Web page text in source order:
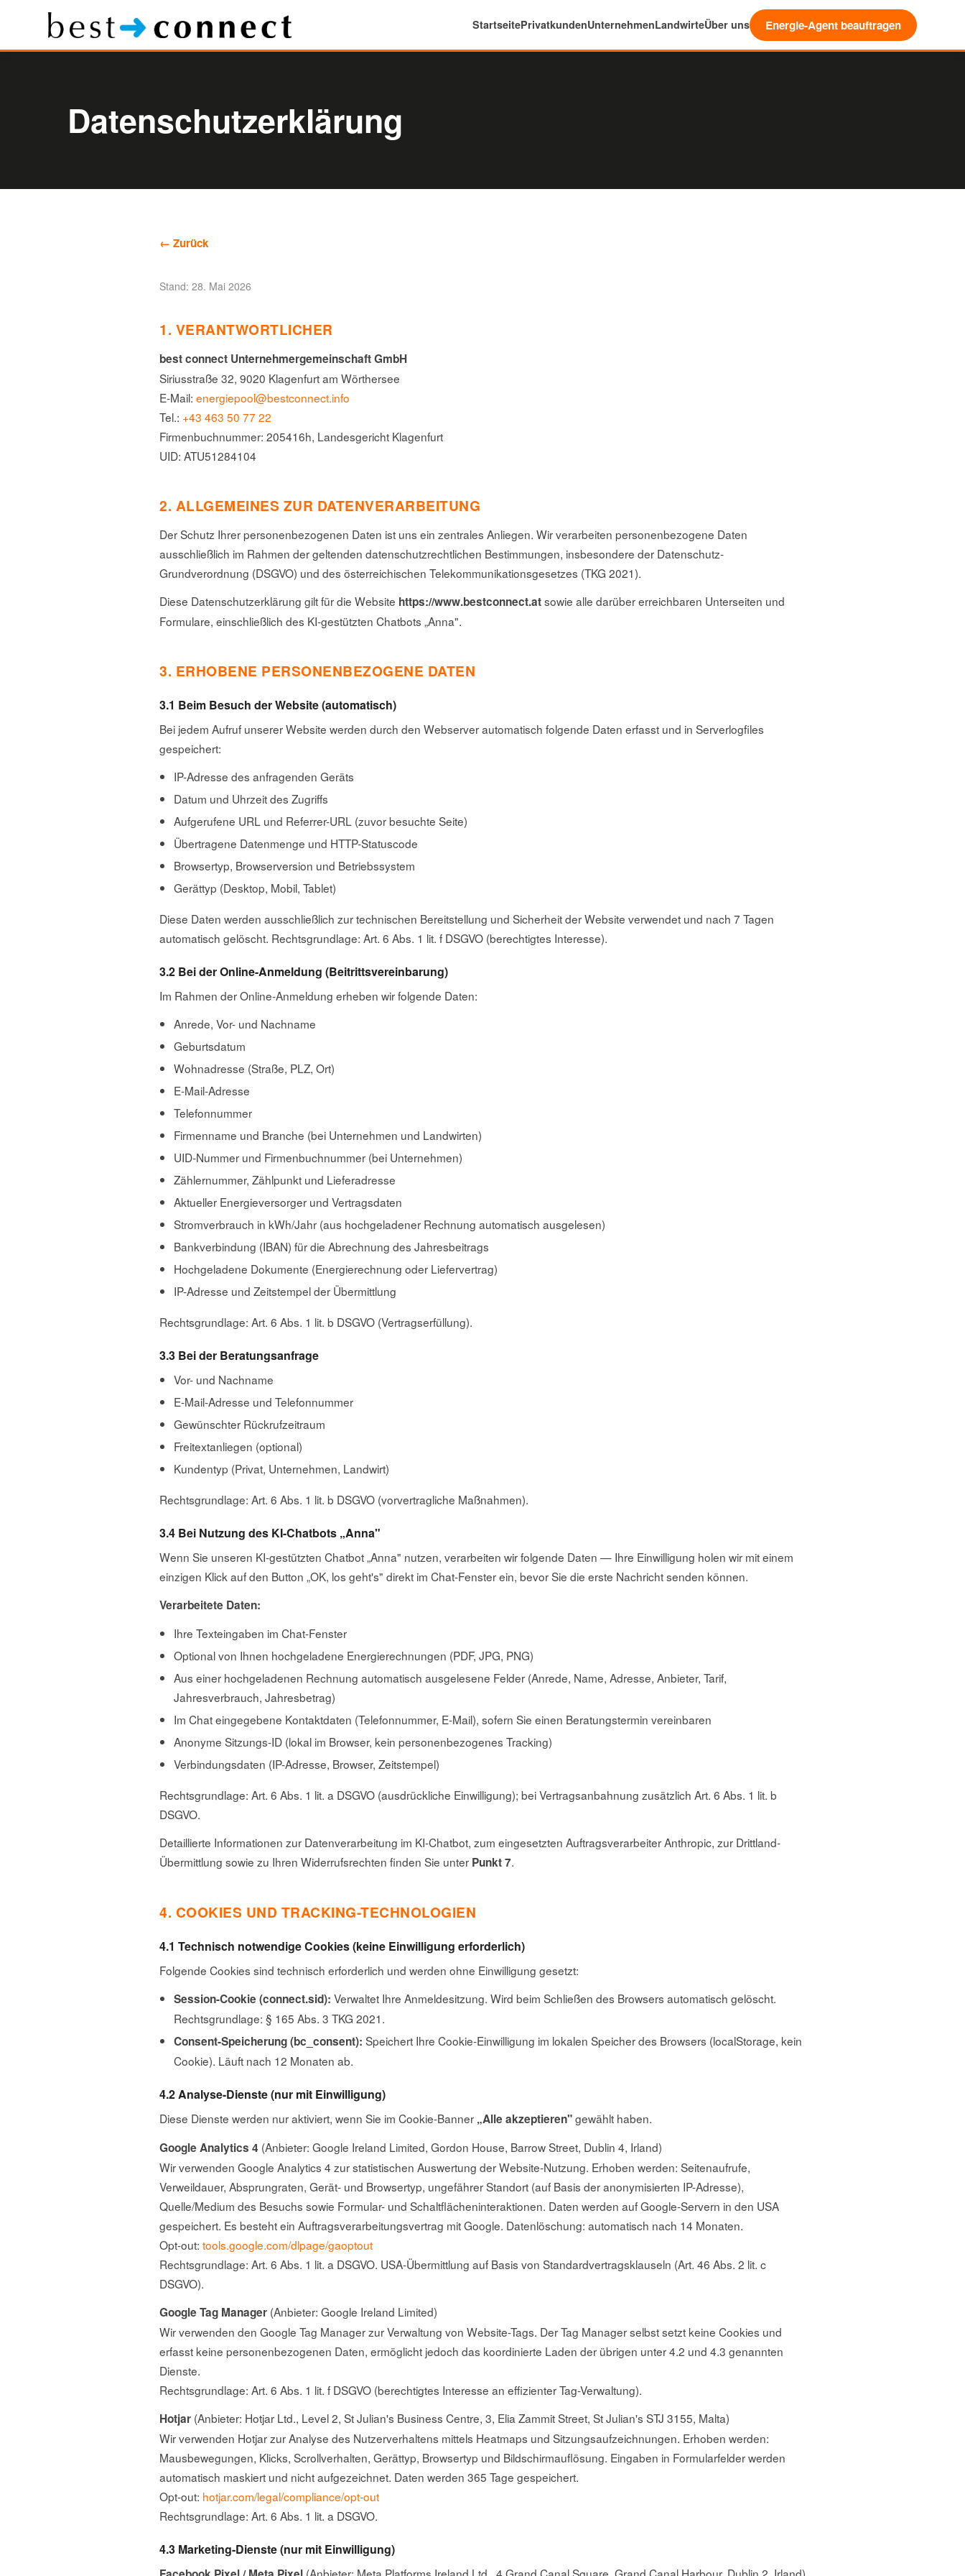
StartseitePrivatkundenUnternehmenLandwirteÜber uns Energie-Agent beauftragen
Datenschutzerklärung
← Zurück
Stand: 28. Mai 2026
1. VERANTWORTLICHER
best connect Unternehmergemeinschaft GmbH
Siriusstraße 32, 9020 Klagenfurt am Wörthersee
E-Mail: energiepool@bestconnect.info
Tel.: +43 463 50 77 22
Firmenbuchnummer: 205416h, Landesgericht Klagenfurt
UID: ATU51284104
2. ALLGEMEINES ZUR DATENVERARBEITUNG
Der Schutz Ihrer personenbezogenen Daten ist uns ein zentrales Anliegen. Wir verarbeiten personenbezogene Daten
ausschließlich im Rahmen der geltenden datenschutzrechtlichen Bestimmungen, insbesondere der Datenschutz-
Grundverordnung (DSGVO) und des österreichischen Telekommunikationsgesetzes (TKG 2021).
Diese Datenschutzerklärung gilt für die Website https://www.bestconnect.atsowie alle darüber erreichbaren Unterseiten und
Formulare, einschließlich des KI-gestützten Chatbots „Anna".
3. ERHOBENE PERSONENBEZOGENE DATEN
3.1 Beim Besuch der Website (automatisch)
Bei jedem Aufruf unserer Website werden durch den Webserver automatisch folgende Daten erfasst und in Serverlogfiles
gespeichert:
IP-Adresse des anfragenden Geräts
Datum und Uhrzeit des Zugriffs
Aufgerufene URL und Referrer-URL (zuvor besuchte Seite)
Übertragene Datenmenge und HTTP-Statuscode
Browsertyp, Browserversion und Betriebssystem
Gerättyp (Desktop, Mobil, Tablet)
Diese Daten werden ausschließlich zur technischen Bereitstellung und Sicherheit der Website verwendet und nach 7 Tagen
automatisch gelöscht. Rechtsgrundlage: Art. 6 Abs. 1 lit. f DSGVO (berechtigtes Interesse).
3.2 Bei der Online-Anmeldung (Beitrittsvereinbarung)
Im Rahmen der Online-Anmeldung erheben wir folgende Daten:
Anrede, Vor- und Nachname
Geburtsdatum
Wohnadresse (Straße, PLZ, Ort)
E-Mail-Adresse
Telefonnummer
Firmenname und Branche (bei Unternehmen und Landwirten)
UID-Nummer und Firmenbuchnummer (bei Unternehmen)
Zählernummer, Zählpunkt und Lieferadresse
Aktueller Energieversorger und Vertragsdaten
Stromverbrauch in kWh/Jahr (aus hochgeladener Rechnung automatisch ausgelesen)
Bankverbindung (IBAN) für die Abrechnung des Jahresbeitrags
Hochgeladene Dokumente (Energierechnung oder Liefervertrag)
IP-Adresse und Zeitstempel der Übermittlung
Rechtsgrundlage: Art. 6 Abs. 1 lit. b DSGVO (Vertragserfüllung).
3.3 Bei der Beratungsanfrage
Vor- und Nachname
E-Mail-Adresse und Telefonnummer
Gewünschter Rückrufzeitraum
Freitextanliegen (optional)
Kundentyp (Privat, Unternehmen, Landwirt)
Rechtsgrundlage: Art. 6 Abs. 1 lit. b DSGVO (vorvertragliche Maßnahmen).
3.4 Bei Nutzung des KI-Chatbots „Anna"
Wenn Sie unseren KI-gestützten Chatbot „Anna" nutzen, verarbeiten wir folgende Daten — Ihre Einwilligung holen wir mit einem
einzigen Klick auf den Button „OK, los geht's" direkt im Chat-Fenster ein, bevor Sie die erste Nachricht senden können.
Verarbeitete Daten:
Ihre Texteingaben im Chat-Fenster
Optional von Ihnen hochgeladene Energierechnungen (PDF, JPG, PNG)
Aus einer hochgeladenen Rechnung automatisch ausgelesene Felder (Anrede, Name, Adresse, Anbieter, Tarif,
Jahresverbrauch, Jahresbetrag)
Im Chat eingegebene Kontaktdaten (Telefonnummer, E-Mail), sofern Sie einen Beratungstermin vereinbaren
Anonyme Sitzungs-ID (lokal im Browser, kein personenbezogenes Tracking)
Verbindungsdaten (IP-Adresse, Browser, Zeitstempel)
Rechtsgrundlage: Art. 6 Abs. 1 lit. a DSGVO (ausdrückliche Einwilligung); bei Vertragsanbahnung zusätzlich Art. 6 Abs. 1 lit. b
DSGVO.
Detaillierte Informationen zur Datenverarbeitung im KI-Chatbot, zum eingesetzten Auftragsverarbeiter Anthropic, zur Drittland-
Übermittlung sowie zu Ihren Widerrufsrechten finden Sie unter Punkt 7.
4. COOKIES UND TRACKING-TECHNOLOGIEN
4.1 Technisch notwendige Cookies (keine Einwilligung erforderlich)
Folgende Cookies sind technisch erforderlich und werden ohne Einwilligung gesetzt:
Session-Cookie (connect.sid): Verwaltet Ihre Anmeldesitzung. Wird beim Schließen des Browsers automatisch gelöscht.
Rechtsgrundlage: § 165 Abs. 3 TKG 2021.
Consent-Speicherung (bc_consent): Speichert Ihre Cookie-Einwilligung im lokalen Speicher des Browsers (localStorage, kein
Cookie). Läuft nach 12 Monaten ab.
4.2 Analyse-Dienste (nur mit Einwilligung)
Diese Dienste werden nur aktiviert, wenn Sie im Cookie-Banner „Alle akzeptieren"gewählt haben.
Google Analytics 4 (Anbieter: Google Ireland Limited, Gordon House, Barrow Street, Dublin 4, Irland)
Wir verwenden Google Analytics 4 zur statistischen Auswertung der Website-Nutzung. Erhoben werden: Seitenaufrufe,
Verweildauer, Absprungraten, Gerät- und Browsertyp, ungefährer Standort (auf Basis der anonymisierten IP-Adresse),
Quelle/Medium des Besuchs sowie Formular- und Schaltflächeninteraktionen. Daten werden auf Google-Servern in den USA
gespeichert. Es besteht ein Auftragsverarbeitungsvertrag mit Google. Datenlöschung: automatisch nach 14 Monaten.
Opt-out: tools.google.com/dlpage/gaoptout
Rechtsgrundlage: Art. 6 Abs. 1 lit. a DSGVO. USA-Übermittlung auf Basis von Standardvertragsklauseln (Art. 46 Abs. 2 lit. c
DSGVO).
Google Tag Manager (Anbieter: Google Ireland Limited)
Wir verwenden den Google Tag Manager zur Verwaltung von Website-Tags. Der Tag Manager selbst setzt keine Cookies und
erfasst keine personenbezogenen Daten, ermöglicht jedoch das koordinierte Laden der übrigen unter 4.2 und 4.3 genannten
Dienste.
Rechtsgrundlage: Art. 6 Abs. 1 lit. f DSGVO (berechtigtes Interesse an effizienter Tag-Verwaltung).
Hotjar (Anbieter: Hotjar Ltd., Level 2, St Julian's Business Centre, 3, Elia Zammit Street, St Julian's STJ 3155, Malta)
Wir verwenden Hotjar zur Analyse des Nutzerverhaltens mittels Heatmaps und Sitzungsaufzeichnungen. Erhoben werden:
Mausbewegungen, Klicks, Scrollverhalten, Gerättyp, Browsertyp und Bildschirmauflösung. Eingaben in Formularfelder werden
automatisch maskiert und nicht aufgezeichnet. Daten werden 365 Tage gespeichert.
Opt-out: hotjar.com/legal/compliance/opt-out
Rechtsgrundlage: Art. 6 Abs. 1 lit. a DSGVO.
4.3 Marketing-Dienste (nur mit Einwilligung)